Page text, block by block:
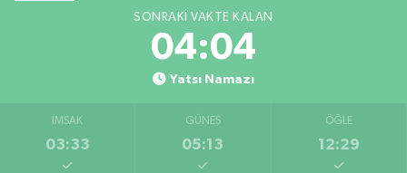
SONRAKI VAKTE KALAN
04:03
Yatsı Namazı
İMSAK
03:33
GÜNEŞ
05:13
ÖĞLE
12:29